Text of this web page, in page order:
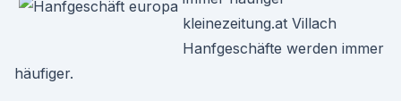
kleinezeitung.at Villach
Hanfgeschäfte werden immer
häufiger.